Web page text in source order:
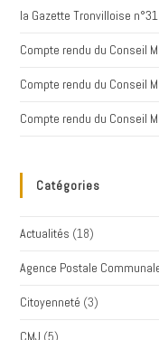
la Gazette Tronvilloise
Compte rendu du Conseil
Compte rendu du Conseil
Compte rendu du Conseil
Catégories
Actualités (18)
Agence Postale
Citoyenneté (3)
CMJ (5)